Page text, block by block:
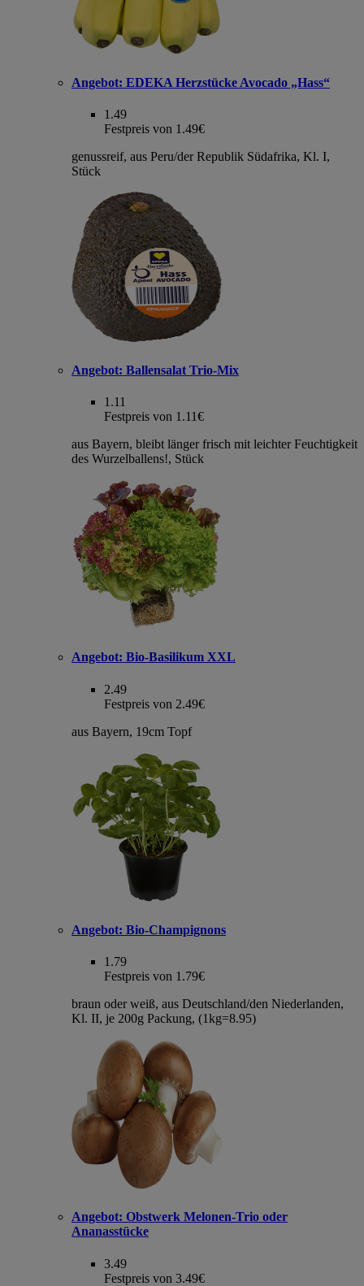
Angebot: EDEKA Herzstücke Avocado „Hass“
1.49
Festpreis von 1.49€
genussreif, aus Peru/der Republik Südafrika, Kl. I,
Stück
Angebot: Ballensalat Trio-Mix
1.11
Festpreis von 1.11€
aus Bayern, bleibt länger frisch mit leichter Feuchtigkeit
des Wurzelballens!, Stück
Angebot: Bio-Basilikum XXL
2.49
Festpreis von 2.49€
aus Bayern, 19cm Topf
Angebot: Bio-Champignons
1.79
Festpreis von 1.79€
braun oder weiß, aus Deutschland/den Niederlanden,
Kl. II, je 200g Packung, (1kg=8.95)
Angebot: Obstwerk Melonen-Trio oder
Ananasstücke
3.49
Festpreis von 3.49€